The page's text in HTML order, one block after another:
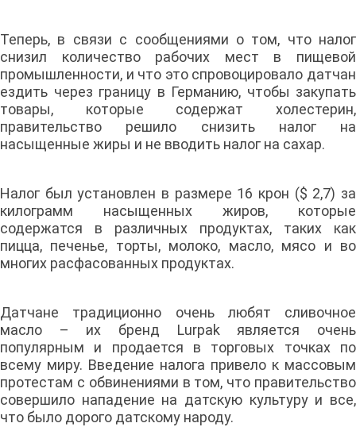
Теперь, в связи с сообщениями о том, что налог
снизил количество рабочих мест в пищевой
промышленности, и что это спровоцировало датчан
ездить через границу в Германию, чтобы закупать
товары, которые содержат холестерин,
правительство решило снизить налог на
насыщенные жиры и не вводить налог на сахар.
Налог был установлен в размере 16 крон ($ 2,7) за
килограмм насыщенных жиров, которые
содержатся в различных продуктах, таких как
пицца, печенье, торты, молоко, масло, мясо и во
многих расфасованных продуктах.
Датчане традиционно очень любят сливочное
масло – их бренд Lurpak является очень
популярным и продается в торговых точках по
всему миру. Введение налога привело к массовым
протестам с обвинениями в том, что правительство
совершило нападение на датскую культуру и все,
что было дорого датскому народу.